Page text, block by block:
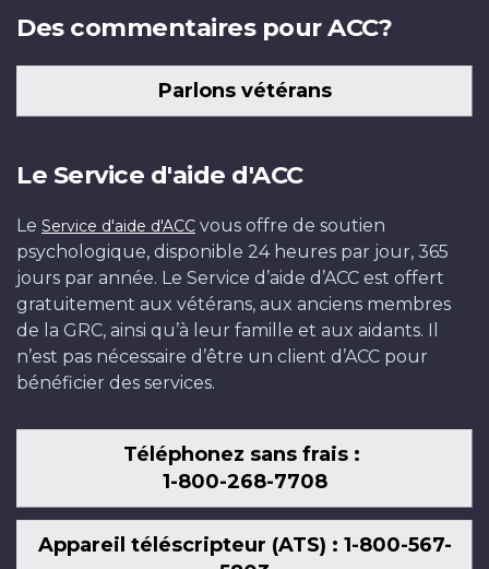
Des commentaires pour ACC?
Parlons vétérans
Le Service d'aide d'ACC
Le Service d'aide d'ACC vous offre de soutien
psychologique, disponible 24 heures par jour, 365
jours par année. Le Service d’aide d’ACC est offert
gratuitement aux vétérans, aux anciens membres
de la GRC, ainsi qu’à leur famille et aux aidants. Il
n’est pas nécessaire d’être un client d’ACC pour
bénéficier des services.
Téléphonez sans frais :
1-800-268-7708
Appareil téléscripteur (ATS) : 1-800-567-